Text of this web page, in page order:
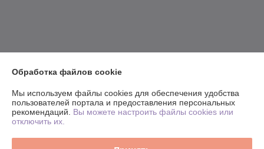
Обработка файлов cookie
Мы используем файлы cookies для обеспечения удобства
пользователей портала и предоставления персональных
рекомендаций. Вы можете настроить файлы cookies или
отключить их.